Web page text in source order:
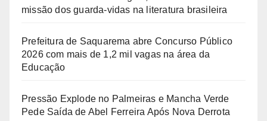
missão dos guarda-vidas na literatura brasileira
Prefeitura de Saquarema abre Concurso Público
2026 com mais de 1,2 mil vagas na área da
Educação
Pressão Explode no Palmeiras e Mancha Verde
Pede Saída de Abel Ferreira Após Nova Derrota